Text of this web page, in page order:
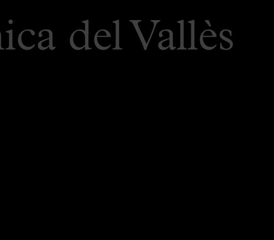
del Vallès